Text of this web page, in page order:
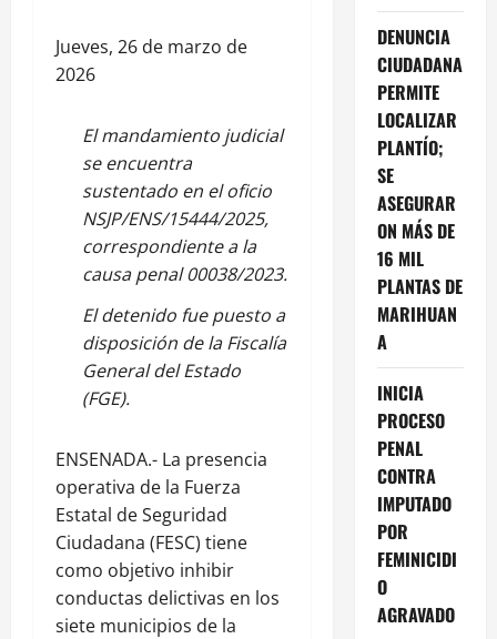
Jueves, 26 de marzo de
2026
El mandamiento judicial
se encuentra
sustentado en el oficio
NSJP/ENS/15444/2025,
correspondiente a la
causa penal 00038/2023.
El detenido fue puesto a
disposición de la Fiscalía
General del Estado
(FGE).
ENSENADA.- La presencia
operativa de la Fuerza
Estatal de Seguridad
Ciudadana (FESC) tiene
como objetivo inhibir
conductas delictivas en los
siete municipios de la
DENUNCIA
CIUDADANA
PERMITE
LOCALIZAR
PLANTÍO;
SE
ASEGURAR
ON MÁS DE
16 MIL
PLANTAS DE
MARIHUAN
A
INICIA
PROCESO
PENAL
CONTRA
IMPUTADO
POR
FEMINICIDI
O
AGRAVADO